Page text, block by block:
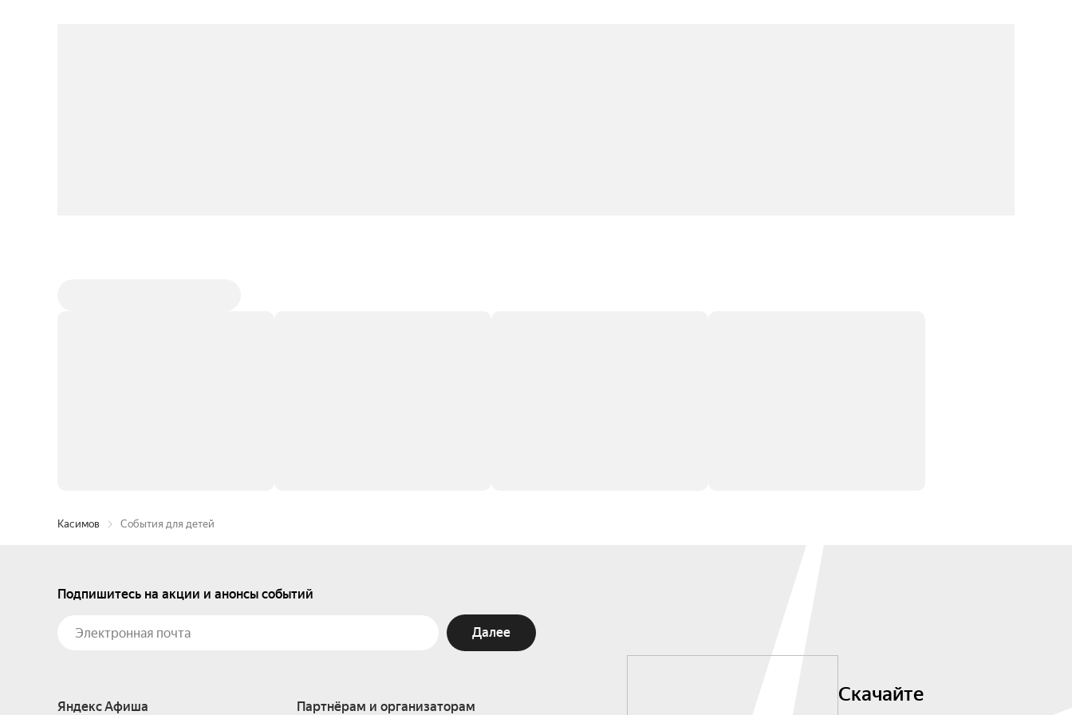
Касимов События для детей
Подпишитесь на акции и анонсы событий
Далее
Яндекс Афиша Партнёрам и организаторам
Скачайте